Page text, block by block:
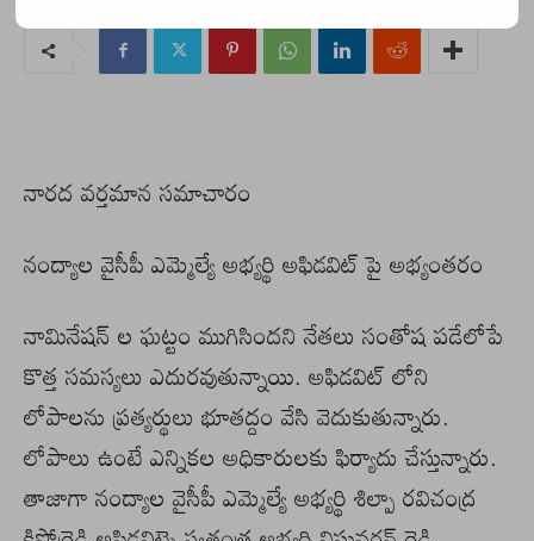
నారద వర్తమాన సమాచారం
నంద్యాల వైసీపీ ఎమ్మెల్యే అభ్యర్థి అఫిడవిట్ పై అభ్యంతరం
నామినేషన్ ల ఘట్టం ముగిసిందని నేతలు సంతోష పడేలోపే
కొత్త సమస్యలు ఎదురవుతున్నాయి. అఫిడవిట్ లోని
లోపాలను ప్రత్యర్థులు భూతద్దం వేసి వెదుకుతున్నారు.
లోపాలు ఉంటే ఎన్నికల అధికారులకు ఫిర్యాదు చేస్తున్నారు.
తాజాగా నంద్యాల వైసీపీ ఎమ్మెల్యే అభ్యర్థి శిల్పా రవిచంద్ర